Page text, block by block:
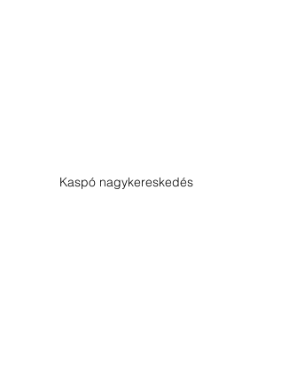
Kaspó nagykereskedés